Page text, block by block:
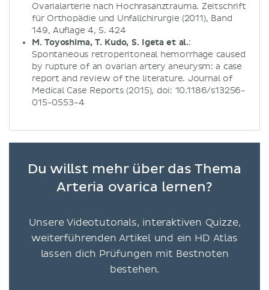
Ovarialarterie nach Hochrasanztrauma. Zeitschrift
für Orthopädie und Unfallchirurgie (2011), Band
149, Auflage 4, S. 424
M. Toyoshima, T. Kudo, S. Igeta et al.:
Spontaneous retroperitoneal hemorrhage caused
by rupture of an ovarian artery aneurysm: a case
report and review of the literature. Journal of
Medical Case Reports (2015), doi: 10.1186/s13256-
015-0553-4
Du willst mehr über das Thema
Arteria ovarica lernen?
Unsere Videotutorials, interaktiven Quizze,
weiterführenden Artikel und ein HD Atlas
lassen dich Prüfungen mit Bestnoten
bestehen.